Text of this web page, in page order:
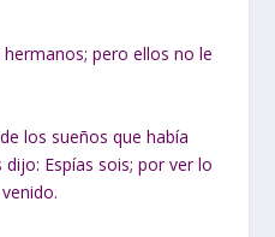
pero ellos no le
los sueños que había
Espías sois; por ver lo